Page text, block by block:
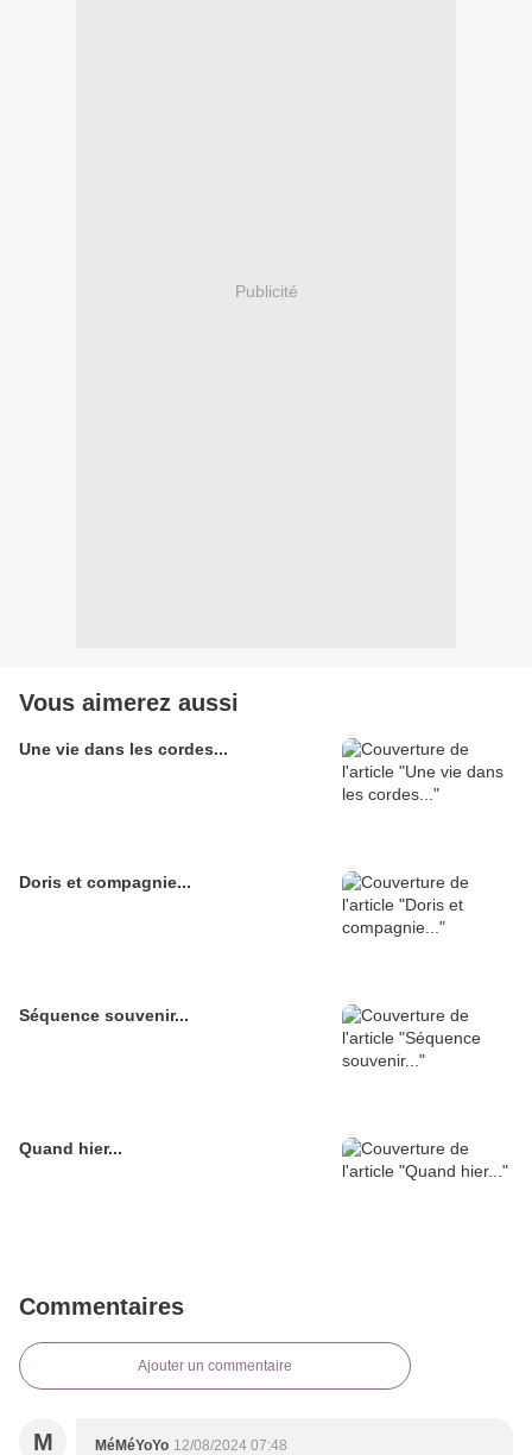
Publicité
Vous aimerez aussi
Une vie dans les cordes...
Doris et compagnie...
Séquence souvenir...
Quand hier...
Commentaires
Ajouter un commentaire
M MéMéYoYo 12/08/2024 07:48